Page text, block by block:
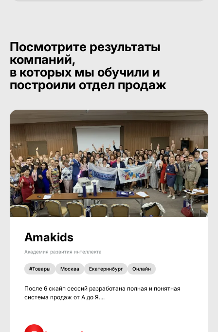
Посмотрите результаты
компаний,
в которых мы обучили и
построили отдел продаж
Amakids
Академия развития интеллекта
#Товары Москва Екатеринбург Онлайн
После 6 скайп сессий разработана полная и понятная
система продаж от А до Я....